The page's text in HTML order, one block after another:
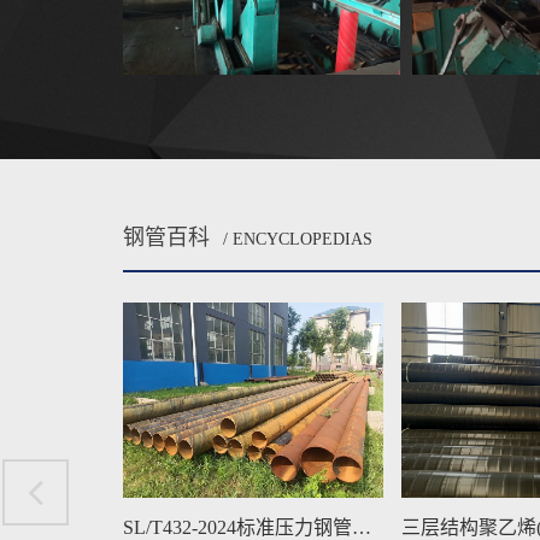
钢管百科 / ENCYCLOPEDIAS
三层结构聚乙烯(3PE)防腐钢管质量检验